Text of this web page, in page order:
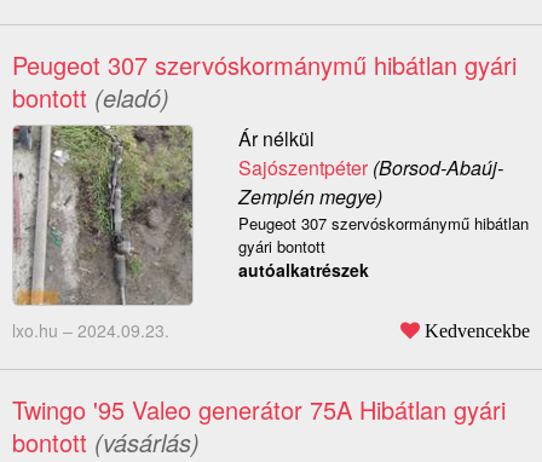
Peugeot 307 szervóskormánymű hibátlan gyári
bontott (eladó)
Ár nélkül
Sajószentpéter(Borsod-Abaúj-
Zemplén megye)
Peugeot 307 szervóskormánymű hibátlan
gyári bontott
autóalkatrészek
lxo.hu – 2024.09.23. Kedvencekbe
Twingo '95 Valeo generátor 75A Hibátlan gyári
bontott (vásárlás)